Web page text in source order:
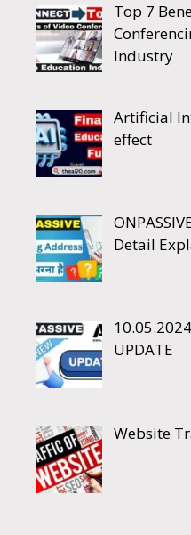
Top 7
Industry
Artificial
effect
Detail
UPDATE
Website